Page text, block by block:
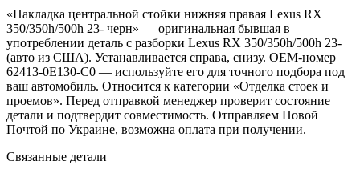
«Накладка центральной стойки нижняя правая Lexus RX
350/350h/500h 23- черн» — оригинальная бывшая в
употреблении деталь с разборки Lexus RX 350/350h/500h 23-
(авто из США). Устанавливается справа, снизу. OEM-номер
62413-0E130-C0 — используйте его для точного подбора под
ваш автомобиль. Относится к категории «Отделка стоек и
проемов». Перед отправкой менеджер проверит состояние
детали и подтвердит совместимость. Отправляем Новой
Почтой по Украине, возможна оплата при получении.
Связанные детали